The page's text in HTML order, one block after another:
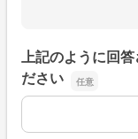
上記のように回
ださい
上記のように回